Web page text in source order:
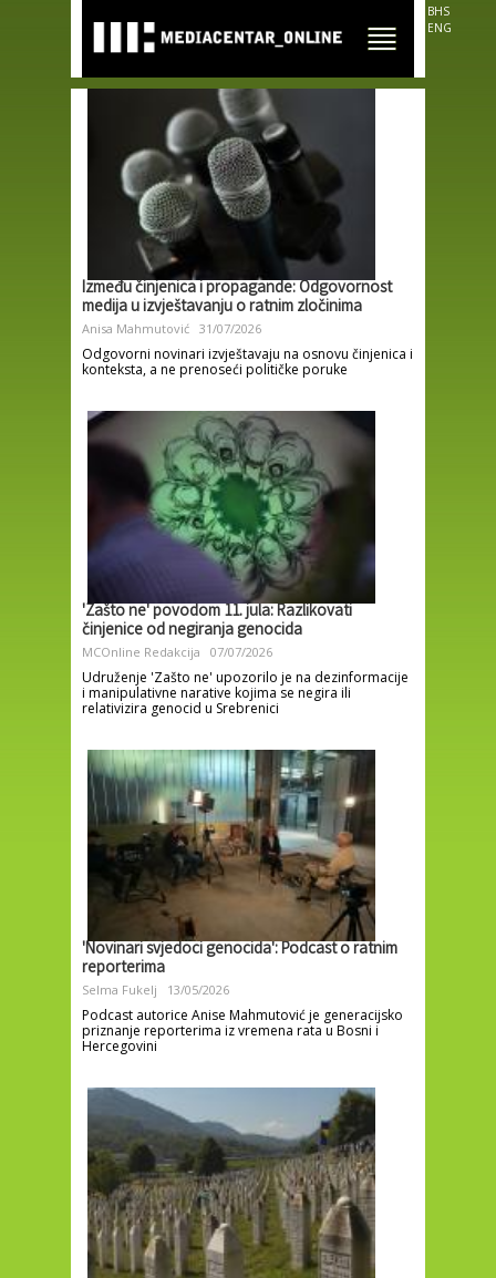
main
content
BHS
ENG
Između činjenica i propagande: Odgovornost
medija u izvještavanju o ratnim zločinima
Anisa Mahmutović 31/07/2026
Odgovorni novinari izvještavaju na osnovu činjenica i
konteksta, a ne prenoseći političke poruke
'Zašto ne' povodom 11. jula: Razlikovati
činjenice od negiranja genocida
MCOnline Redakcija 07/07/2026
Udruženje 'Zašto ne' upozorilo je na dezinformacije
i manipulativne narative kojima se negira ili
relativizira genocid u Srebrenici
'Novinari svjedoci genocida': Podcast o ratnim
reporterima
Selma Fukelj 13/05/2026
Podcast autorice Anise Mahmutović je generacijsko
priznanje reporterima iz vremena rata u Bosni i
Hercegovini